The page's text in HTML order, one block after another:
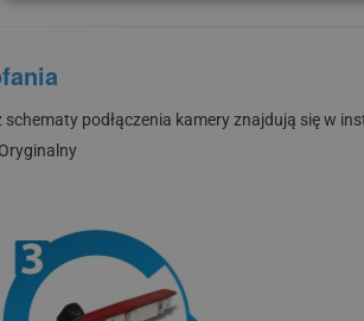
podłączenia kamery znajdują się w